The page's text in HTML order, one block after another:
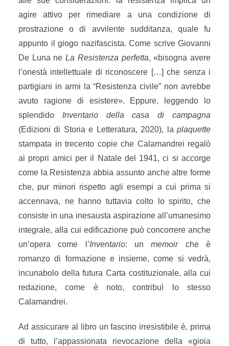
agire attivo per rimediare a una condizione di
prostrazione o di avvilente sudditanza, quale fu
appunto il giogo nazifascista. Come scrive Giovanni
De Luna neLa Resistenza perfetta, «bisogna avere
l’onestà intellettuale di riconoscere […] che senza i
partigiani in armi la “Resistenza civile” non avrebbe
avuto ragione di esistere». Eppure, leggendo lo
splendido Inventario della casa di campagna
(Edizioni di Storia e Letteratura, 2020), la plaquette
stampata in trecento copie che Calamandrei regalò
ai propri amici per il Natale del 1941, ci si accorge
come la Resistenza abbia assunto anche altre forme
che, pur minori rispetto agli esempi a cui prima si
accennava, ne hanno tuttavia colto lo spirito, che
consiste in una inesausta aspirazione all’umanesimo
integrale, alla cui edificazione può concorrere anche
un’opera come l’Inventario: unmemoirche è
romanzo di formazione e insieme, come si vedrà,
incunabolo della futura Carta costituzionale, alla cui
redazione, come è noto, contribuì lo stesso
Calamandrei.
Ad assicurare al libro un fascino irresistibile è, prima
di tutto, l’appassionata rievocazione della «gioia